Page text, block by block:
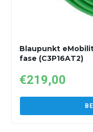
Blaupunkt
fase (C3P16AT2)
€219,00